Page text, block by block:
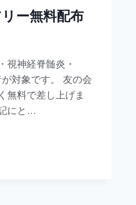
ー無料配布
視神経脊髄炎・
対象です。 友の会
無料で差し上げま
にと…